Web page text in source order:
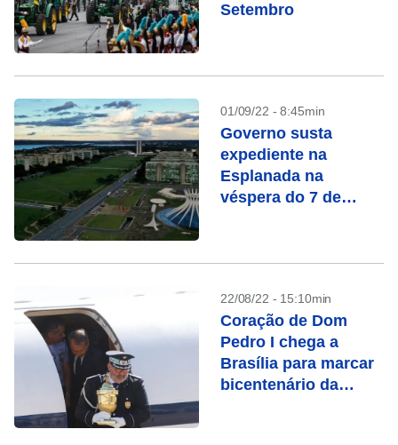
Setembro
01/09/22 - 8:45min
Governo susta
expediente na
Esplanada na
véspera do 7 de
22/08/22 - 15:10min
Coração de Dom
Pedro I chega a
Brasília para marcar
bicentenário da